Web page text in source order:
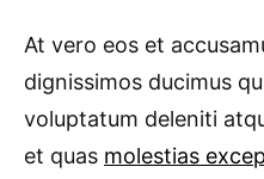
At vero eos et
dignissimos ducimus
voluptatum deleniti
et quas molestias